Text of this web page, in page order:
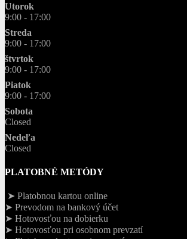
Utorok
9:00 - 17:00
Streda
9:00 - 17:00
štvrtok
9:00 - 17:00
Piatok
9:00 - 17:00
Sobota
Closed
Nedeľa
Closed
PLATOBNÉ METÓDY
➤ Platobnou kartou online
➤ Prevodom na bankový účet
➤ Hotovosťou na dobierku
➤ Hotovosťou pri osobnom prevzatí